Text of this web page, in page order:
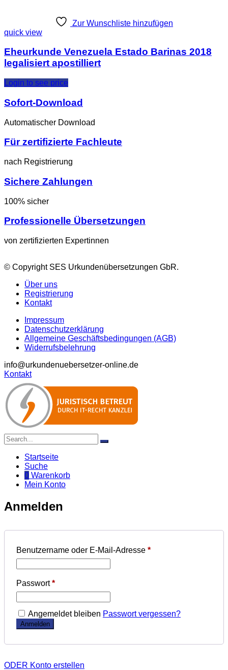
Zur Wunschliste hinzufügen
quick view
Eheurkunde Venezuela Estado Barinas 2018
legalisiert apostilliert
Login to see price
Sofort-Download
Automatischer Download
Für zertifizierte Fachleute
nach Registrierung
Sichere Zahlungen
100% sicher
Professionelle Übersetzungen
von zertifizierten Expertinnen
© Copyright SES Urkundenübersetzungen GbR.
Über uns
Registrierung
Kontakt
Impressum
Datenschutzerklärung
Allgemeine Geschäftsbedingungen (AGB)
Widerrufsbelehrung
info@urkundenuebersetzer-online.de
Kontakt
Startseite
Suche
0 Warenkorb
Mein Konto
Anmelden
Benutzername oder E-Mail-Adresse *
Passwort*
Angemeldet bleiben Passwort vergessen?
ODER Konto erstellen